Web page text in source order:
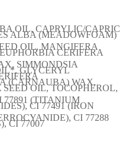
OIL, CAPRYLIC/CAPRIC
ALBA (MEADOWFOAM)
OIL, MANGIFERA
CERIFERA
SIMMONDSIA
GLYCERYL
(CARNAUBA) WAX,
OIL, TOCOPHEROL,
77891 (TITANIUM
CI 77491 (IRON
CI 77288
CI 77007